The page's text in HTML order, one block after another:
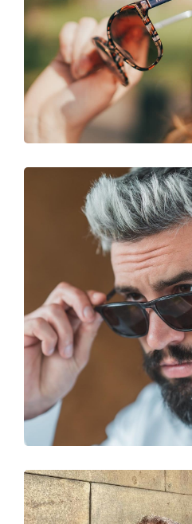
Bügellänge:
Stegbreite:
Gewicht:
Verstellbare Nasenpads:
Accessories
Etui:
Kategorie:
Verwendung:
Code: